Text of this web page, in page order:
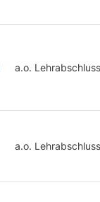
a.o. Lehrabschluss
a.o. Lehrabschluss